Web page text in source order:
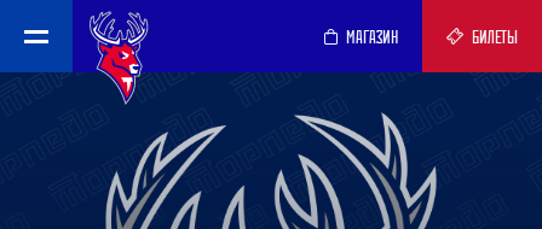
МАГАЗИН БИЛЕТЫ